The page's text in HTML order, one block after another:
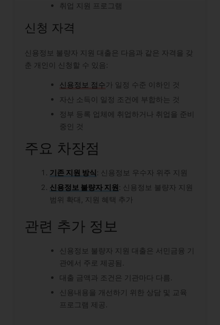
취업 지원 프로그램
신청 자격
신용정보 불량자 지원 대출은 다음과 같은 자격을 갖
춘 개인이 신청할 수 있음:
신용정보 점수가 일정 수준 이하인 것
자산 소득이 일정 조건에 부합하는 것
정부 등록 업체에 취업하거나 취업을 준비
중인 것
주요 차장점
기존 지원 방식 : 신용정보 우수자 위주 지원
신용정보 불량자 지원 : 신용정보 불량자 지원
범위 확대, 지원 혜택 추가
관련 추가 정보
신용정보 불량자 지원 대출은 서민금융 기
관에서 주로 제공됨.
대출 금액과 조건은 기관마다 다름.
신용내용을 개선하기 위한 상담 및 교육
프로그램 제공.